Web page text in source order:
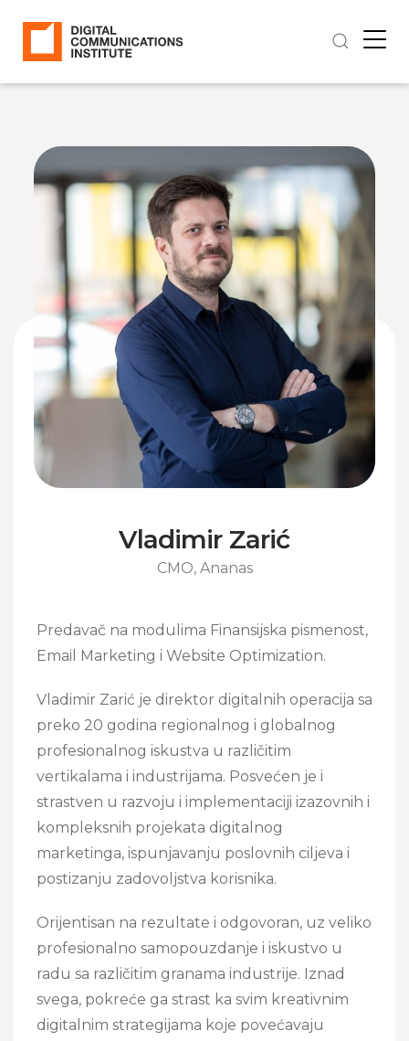
Vladimir Zarić
CMO, Ananas
Predavač na modulima Finansijska pismenost,
Email Marketing i Website Optimization.
Vladimir Zarić je direktor digitalnih operacija sa
preko 20 godina regionalnog i globalnog
profesionalnog iskustva u različitim
vertikalama i industrijama. Posvećen je i
strastven u razvoju i implementaciji izazovnih i
kompleksnih projekata digitalnog
marketinga, ispunjavanju poslovnih ciljeva i
postizanju zadovoljstva korisnika.
Orijentisan na rezultate i odgovoran, uz veliko
profesionalno samopouzdanje i iskustvo u
radu sa različitim granama industrije. Iznad
svega, pokreće ga strast ka svim kreativnim
digitalnim strategijama koje povećavaju